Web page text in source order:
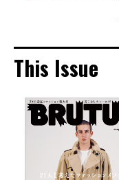
This Issue